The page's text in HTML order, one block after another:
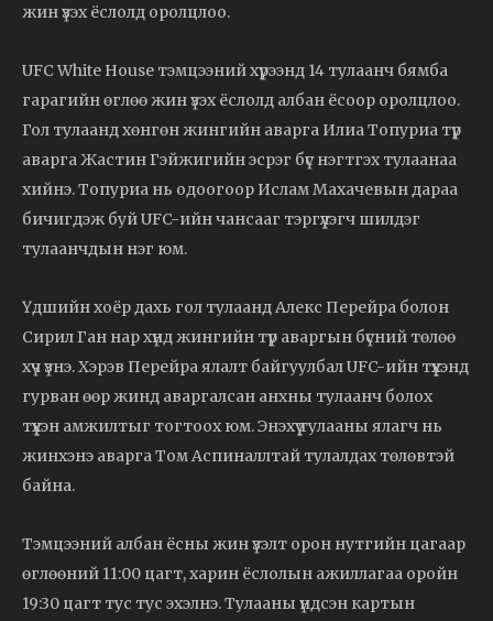
жин үзэх ёслолд оролцлоо.
UFC White House тэмцээний хүрээнд 14 тулаанч бямба
гарагийн өглөө жин үзэх ёслолд албан ёсоор оролцлоо.
Гол тулаанд хөнгөн жингийн аварга Илиа Топуриа түр
аварга Жастин Гэйжигийн эсрэг бүс нэгтгэх тулаанаа
хийнэ. Топуриа нь одоогоор Ислам Махачевын дараа
бичигдэж буй UFC-ийн чансааг тэргүүлэгч шилдэг
тулаанчдын нэг юм.
Үдшийн хоёр дахь гол тулаанд Алекс Перейра болон
Сирил Ган нар хүнд жингийн түр аваргын бүсний төлөө
хүч үзнэ. Хэрэв Перейра ялалт байгуулбал UFC-ийн түүхэнд
гурван өөр жинд аваргалсан анхны тулаанч болох
түүхэн амжилтыг тогтоох юм. Энэхүү тулааны ялагч нь
жинхэнэ аварга Том Аспиналлтай тулалдах төлөвтэй
байна.
Тэмцээний албан ёсны жин үзэлт орон нутгийн цагаар
өглөөний 11:00 цагт, харин ёслолын ажиллагаа оройн
19:30 цагт тус тус эхэлнэ. Тулааны үндсэн картын